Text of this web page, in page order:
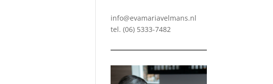
info@evamariavelmans.nl
tel.(06) 5333-7482